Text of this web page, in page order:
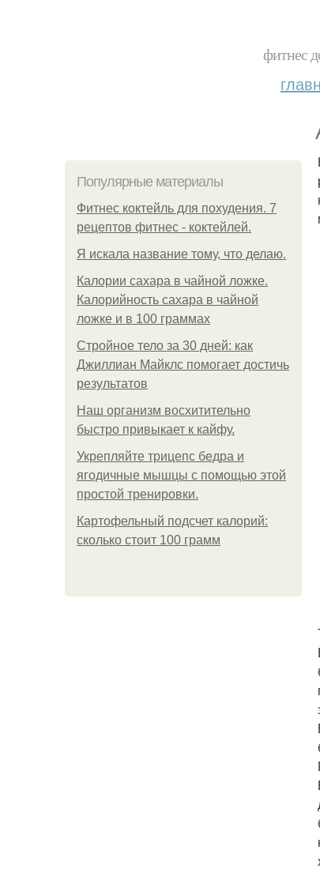
фитнес
Популярные материалы
Фитнес коктейль для похудения. 7
рецептов фитнес - коктейлей.
Я искала название тому, что делаю.
Калории сахара в чайной ложке.
Калорийность сахара в чайной
ложке и в 100 граммах
Стройное тело за 30 дней: как
Джиллиан Майклс помогает достичь
результатов
Наш организм восхитительно
быстро привыкает к кайфу.
Укрепляйте трицепс бедра и
ягодичные мышцы с помощью этой
простой тренировки.
Картофельный подсчет калорий:
сколько стоит 100 грамм